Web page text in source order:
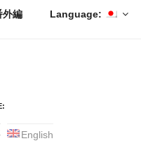
外編 Language:
English